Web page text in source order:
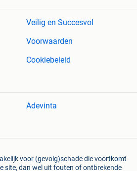
Veilig en Succesvol
Voorwaarden
Cookiebeleid
Adevinta
voor (gevolg)schade die voortkomt
site, dan wel uit fouten of ontbrekende